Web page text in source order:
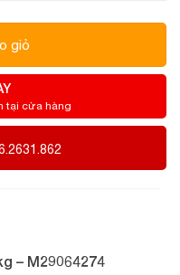
giỏ
tại cửa hàng
– M29064274